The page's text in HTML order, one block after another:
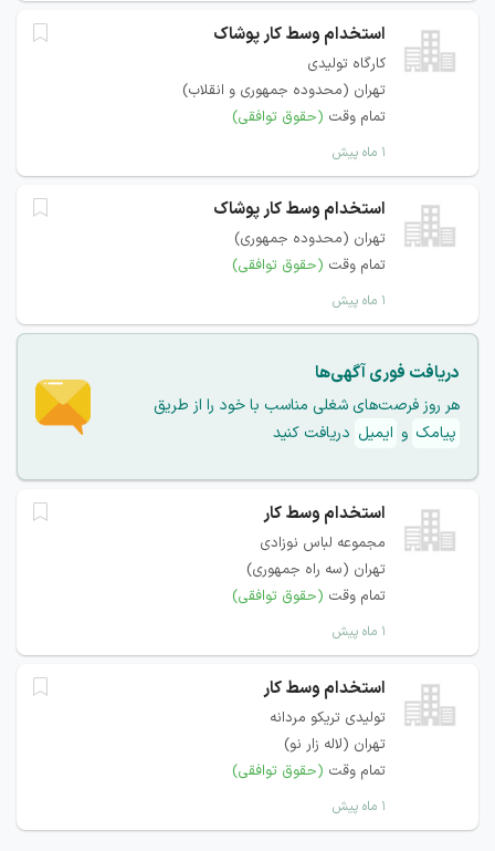
استخدام وسط کار پوشاک
کارگاه تولیدی
تهران (محدوده جمهوری و انقلاب)
تمام وقت (حقوق توافقی)
۱ ماه پیش
استخدام وسط کار پوشاک
تهران (محدوده جمهوری)
تمام وقت (حقوق توافقی)
۱ ماه پیش
دریافت فوری آگهی‌ها
هر روز فرصت‌های شغلی مناسب با خود را از طریق
پیامک و ایمیل دریافت کنید
استخدام وسط کار
مجموعه لباس نوزادی
تهران (سه راه جمهوری)
تمام وقت (حقوق توافقی)
۱ ماه پیش
استخدام وسط کار
تولیدی تریکو مردانه
تهران (لاله زار نو)
تمام وقت (حقوق توافقی)
۱ ماه پیش